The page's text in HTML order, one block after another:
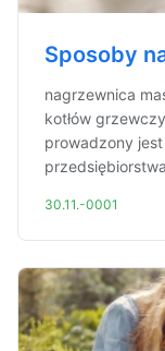
Sposoby
nagrzewnica
kotłów
prowadzony
30.11.-0001